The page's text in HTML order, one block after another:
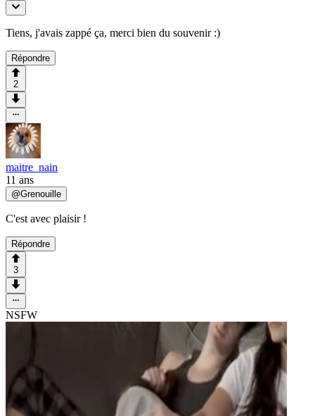
Tiens, j'avais zappé ça, merci bien du souvenir :)
Répondre
2
maitre_nain
11 ans
@Grenouille
C'est avec plaisir !
Répondre
3
NSFW